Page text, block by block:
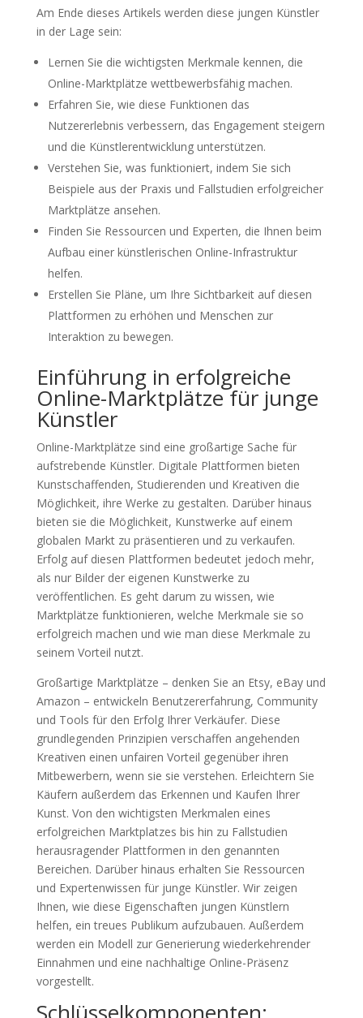
Am Ende dieses Artikels werden diese jungen Künstler
in der Lage sein:
Lernen Sie die wichtigsten Merkmale kennen, die
Online-Marktplätze wettbewerbsfähig machen.
Erfahren Sie, wie diese Funktionen das
Nutzererlebnis verbessern, das Engagement steigern
und die Künstlerentwicklung unterstützen.
Verstehen Sie, was funktioniert, indem Sie sich
Beispiele aus der Praxis und Fallstudien erfolgreicher
Marktplätze ansehen.
Finden Sie Ressourcen und Experten, die Ihnen beim
Aufbau einer künstlerischen Online-Infrastruktur
helfen.
Erstellen Sie Pläne, um Ihre Sichtbarkeit auf diesen
Plattformen zu erhöhen und Menschen zur
Interaktion zu bewegen.
Einführung in erfolgreiche
Online-Marktplätze für junge
Künstler
Online-Marktplätze sind eine großartige Sache für
aufstrebende Künstler. Digitale Plattformen bieten
Kunstschaffenden, Studierenden und Kreativen die
Möglichkeit, ihre Werke zu gestalten. Darüber hinaus
bieten sie die Möglichkeit, Kunstwerke auf einem
globalen Markt zu präsentieren und zu verkaufen.
Erfolg auf diesen Plattformen bedeutet jedoch mehr,
als nur Bilder der eigenen Kunstwerke zu
veröffentlichen. Es geht darum zu wissen, wie
Marktplätze funktionieren, welche Merkmale sie so
erfolgreich machen und wie man diese Merkmale zu
seinem Vorteil nutzt.
Großartige Marktplätze – denken Sie an Etsy, eBay und
Amazon – entwickeln Benutzererfahrung, Community
und Tools für den Erfolg Ihrer Verkäufer. Diese
grundlegenden Prinzipien verschaffen angehenden
Kreativen einen unfairen Vorteil gegenüber ihren
Mitbewerbern, wenn sie sie verstehen. Erleichtern Sie
Käufern außerdem das Erkennen und Kaufen Ihrer
Kunst. Von den wichtigsten Merkmalen eines
erfolgreichen Marktplatzes bis hin zu Fallstudien
herausragender Plattformen in den genannten
Bereichen. Darüber hinaus erhalten Sie Ressourcen
und Expertenwissen für junge Künstler. Wir zeigen
Ihnen, wie diese Eigenschaften jungen Künstlern
helfen, ein treues Publikum aufzubauen. Außerdem
werden ein Modell zur Generierung wiederkehrender
Einnahmen und eine nachhaltige Online-Präsenz
vorgestellt.
Schlüsselkomponenten: